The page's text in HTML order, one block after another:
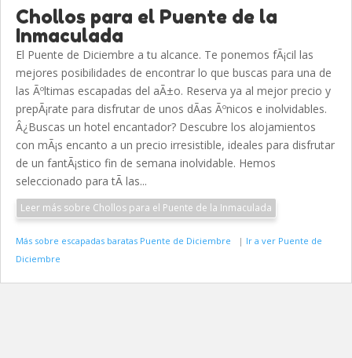
Chollos para el Puente de la
Inmaculada
El Puente de Diciembre a tu alcance. Te ponemos fÃ¡cil las
mejores posibilidades de encontrar lo que buscas para una de
las Ãºltimas escapadas del aÃ±o. Reserva ya al mejor precio y
prepÃ¡rate para disfrutar de unos dÃ­as Ãºnicos e inolvidables.
Â¿Buscas un hotel encantador? Descubre los alojamientos
con mÃ¡s encanto a un precio irresistible, ideales para disfrutar
de un fantÃ¡stico fin de semana inolvidable. Hemos
seleccionado para tÃ­ las...
Leer más sobre Chollos para el Puente de la Inmaculada
Más sobre escapadas baratas Puente de Diciembre | Ir a ver Puente de
Diciembre